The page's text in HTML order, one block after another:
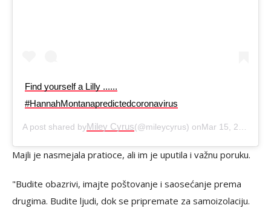
Find yourself a Lilly ......
#HannahMontanapredictedcoronavirus
A post shared byMiley Cyrus(@mileycyrus) onMar 15, 2020 at 3:14pm PDT
Majli je nasmejala pratioce, ali im je uputila i važnu poruku.
"Budite obazrivi, imajte poštovanje i saosećanje prema
drugima. Budite ljudi, dok se pripremate za samoizolaciju.